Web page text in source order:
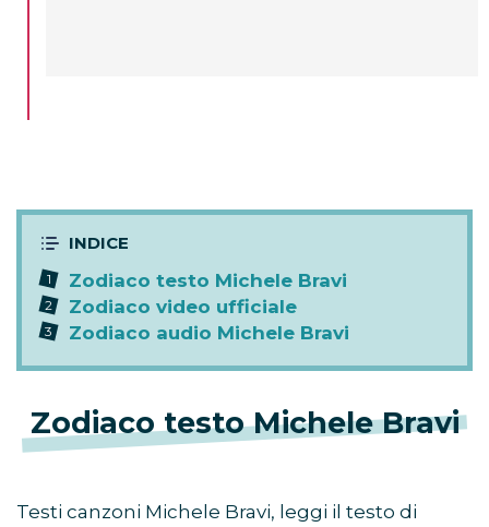
Zodiaco testo Michele Bravi
Zodiaco video ufficiale
Zodiaco audio Michele Bravi
Zodiaco testo Michele Bravi
Testi canzoni Michele Bravi, leggi il testo di